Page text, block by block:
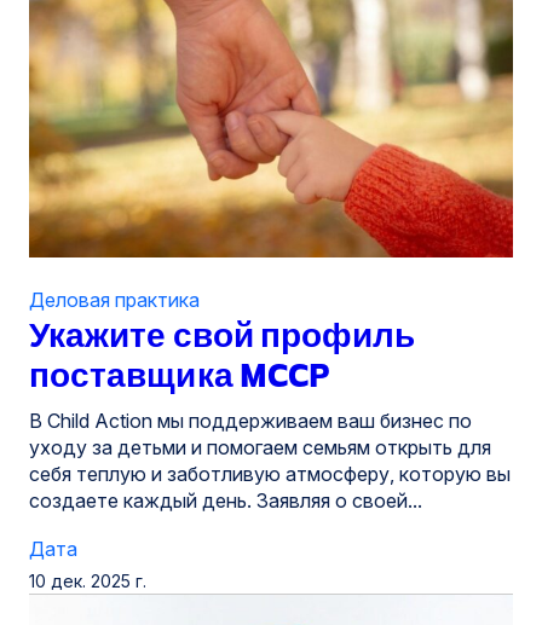
Укажите свой профиль
поставщика MCCP
Деловая практика
В Child Action мы поддерживаем ваш бизнес по
уходу за детьми и помогаем семьям открыть для
себя теплую и заботливую атмосферу, которую вы
создаете каждый день. Заявляя о своей...
Дата
10 дек. 2025 г.